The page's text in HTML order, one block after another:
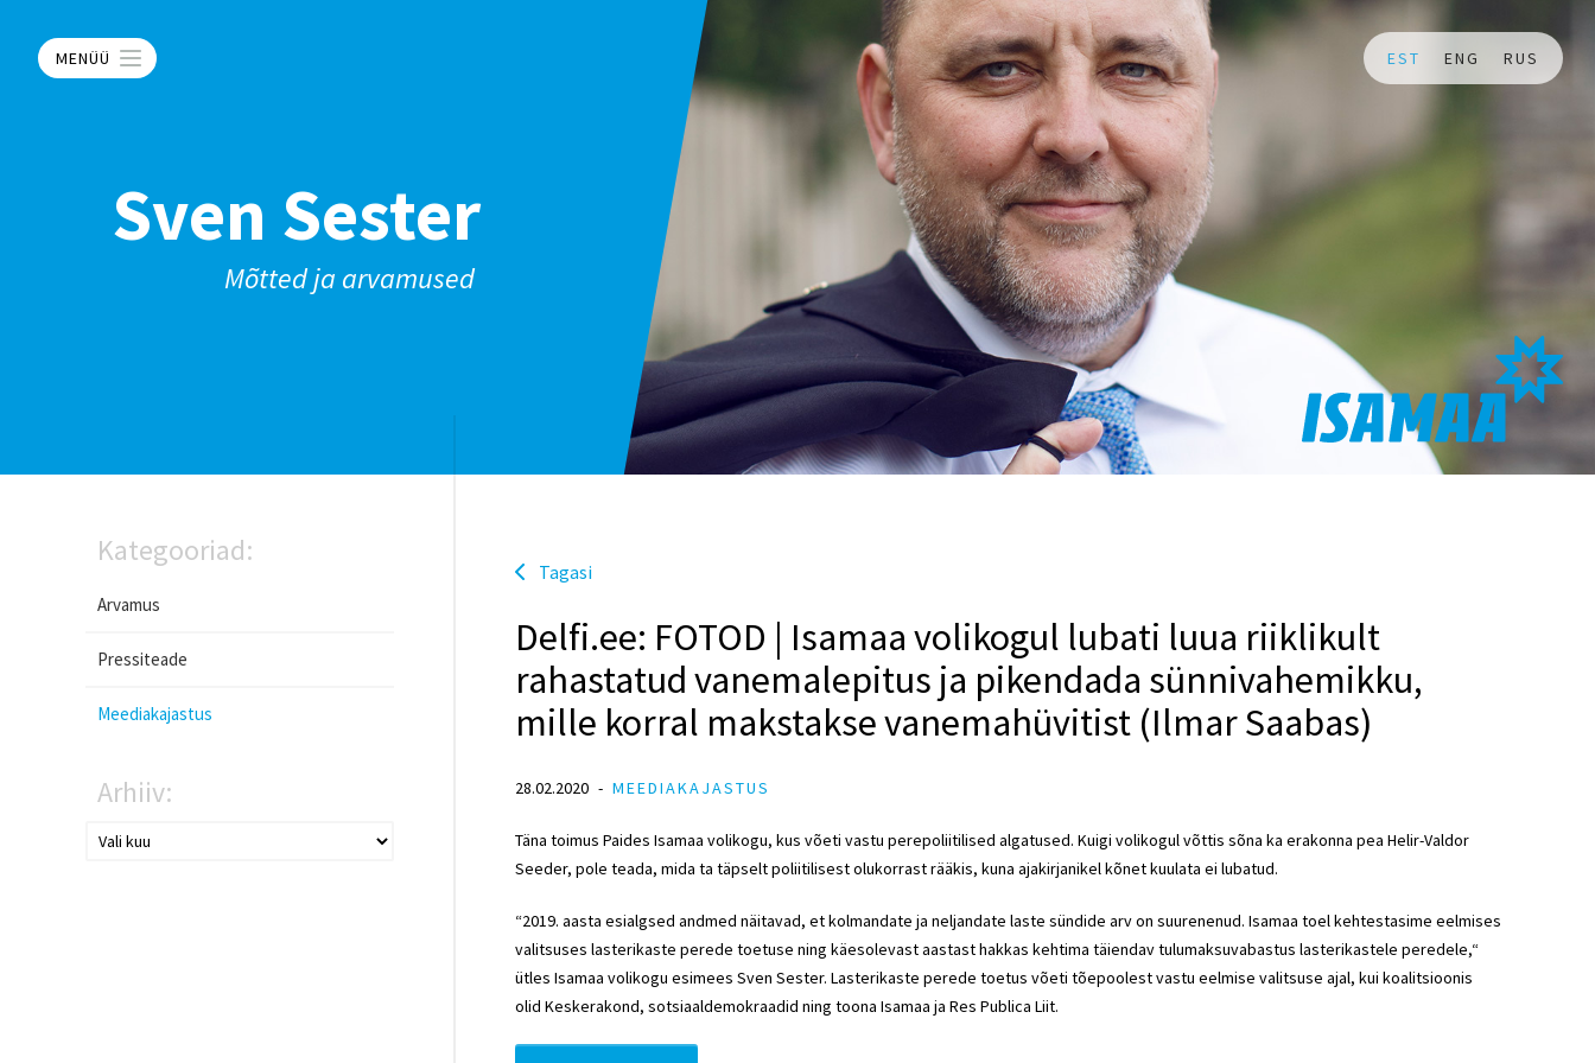
MENÜÜ EST ENG RUS
Sven Sester
Mõtted ja arvamused
Kategooriad:
Arvamus
Pressiteade
Meediakajastus
Arhiiv:
Tagasi
Delfi.ee: FOTOD | Isamaa volikogul lubati luua riiklikult
rahastatud vanemalepitus ja pikendada sünnivahemikku,
mille korral makstakse vanemahüvitist (Ilmar Saabas)
28.02.2020 MEEDIAKAJASTUS
Täna toimus Paides Isamaa volikogu, kus võeti vastu perepoliitilised algatused. Kuigi volikogul võttis sõna ka erakonna pea Helir-Valdor
Seeder, pole teada, mida ta täpselt poliitilisest olukorrast rääkis, kuna ajakirjanikel kõnet kuulata ei lubatud.
“2019. aasta esialgsed andmed näitavad, et kolmandate ja neljandate laste sündide arv on suurenenud. Isamaa toel kehtestasime eelmises
valitsuses lasterikaste perede toetuse ning käesolevast aastast hakkas kehtima täiendav tulumaksuvabastus lasterikastele peredele,“
ütles Isamaa volikogu esimees Sven Sester. Lasterikaste perede toetus võeti tõepoolest vastu eelmise valitsuse ajal, kui koalitsioonis
olid Keskerakond, sotsiaaldemokraadid ning toona Isamaa ja Res Publica Liit.